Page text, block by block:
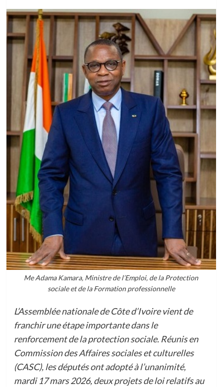
Me Adama Kamara, Ministre de l’Emploi, de la Protection
sociale et de la Formation professionnelle
L’Assemblée nationale de Côte d’Ivoire vient de
franchir une étape importante dans le
renforcement de la protection sociale. Réunis en
Commission des Affaires sociales et culturelles
(CASC), les députés ont adopté à l’unanimité,
mardi 17 mars 2026, deux projets de loi relatifs au